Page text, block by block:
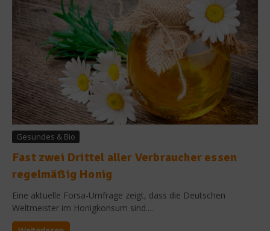
Gesundes & Bio
Fast zwei Drittel aller Verbraucher essen
regelmäßig Honig
Eine aktuelle Forsa-Umfrage zeigt, dass die Deutschen
Weltmeister im Honigkonsum sind....